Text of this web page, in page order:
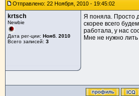
Отправлено: 22 Ноября, 2010 - 19:45:02
krtsch
Newbie
Дата рег-ции: Нояб. 2010
Всего записей: 3
Я поняла. Просто
скорее всего
работала, у нас
Мне не нужно